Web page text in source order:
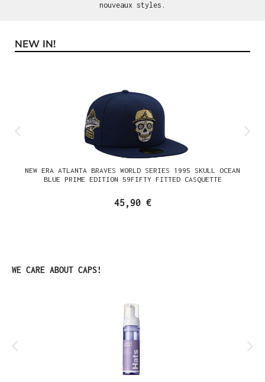
nouveaux styles.
Ignorer la galerie de produits
NEW IN!
NEW ERA ATLANTA BRAVES WORLD SERIES 1995 SKULL OCEAN
BLUE PRIME EDITION 59FIFTY FITTED CASQUETTE
45,90 €
Ignorer la galerie de produits
WE CARE ABOUT CAPS!